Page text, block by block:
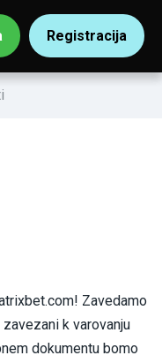
Registracija
Zavedamo
k varovanju
dokumentu bomo